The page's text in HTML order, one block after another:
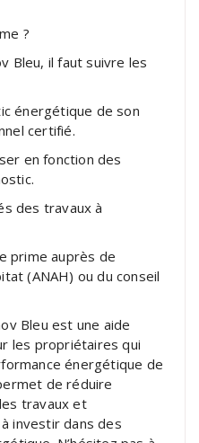
?
Bleu, il faut suivre les
énergétique de son
certifié.
en fonction des
des travaux à
prime auprès de
(ANAH) ou du conseil
Bleu est une aide
les propriétaires qui
énergétique de
de réduire
travaux et
investir dans des